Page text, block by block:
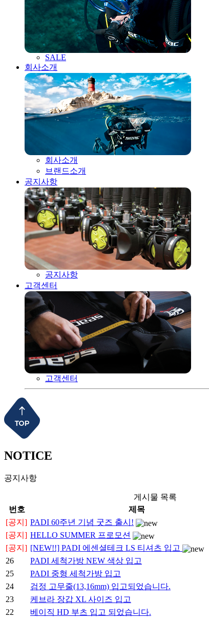
SALE
회사소개
회사소개
브랜드소개
공지사항
공지사항
고객센터
고객센터
NOTICE
공지사항
게시물 목록
번호
제목
[공지] PADI 60주년 기념 굿즈 출시!
[공지] HELLO SUMMER 프로모션
[공지] [NEW!!] PADI 에센셜테크 LS 티셔츠 입고
26
PADI 세척가방 NEW 색상 입고
25
PADI 중형 세척가방 입고
24
검정 고무줄(13,16mm) 입고되었습니다.
23
케브라 장갑 XL 사이즈 입고
22
베이직 HD 부츠 입고 되었습니다.